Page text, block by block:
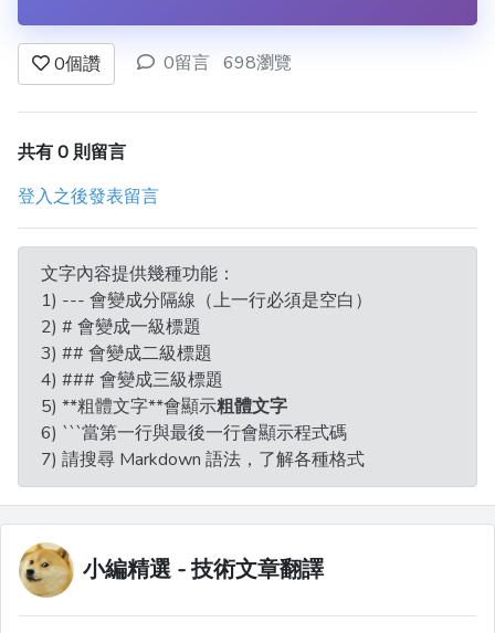
0個讚 0留言 698瀏覽
共有 0 則留言
登入之後發表留言
文字內容提供幾種功能：
1) --- 會變成分隔線（上一行必須是空白）
2) # 會變成一級標題
3) ## 會變成二級標題
4) ### 會變成三級標題
5) **粗體文字**會顯示粗體文字
6) ```當第一行與最後一行會顯示程式碼
7) 請搜尋 Markdown 語法，了解各種格式
小編精選 - 技術文章翻譯